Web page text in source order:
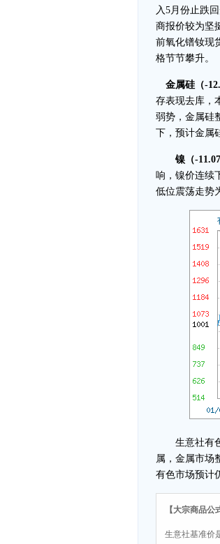
入5月份止跌
商报价较为坚
前氧化镨钕现
格节节攀升。
金属硅（-
存表现去库，
弱势，金属硅
下，预计金属
镍（-
响，镍价连续
低位震荡走势
生意社有色
属，金属市场
有色市场预计
【大宗商品公
生意社基准价